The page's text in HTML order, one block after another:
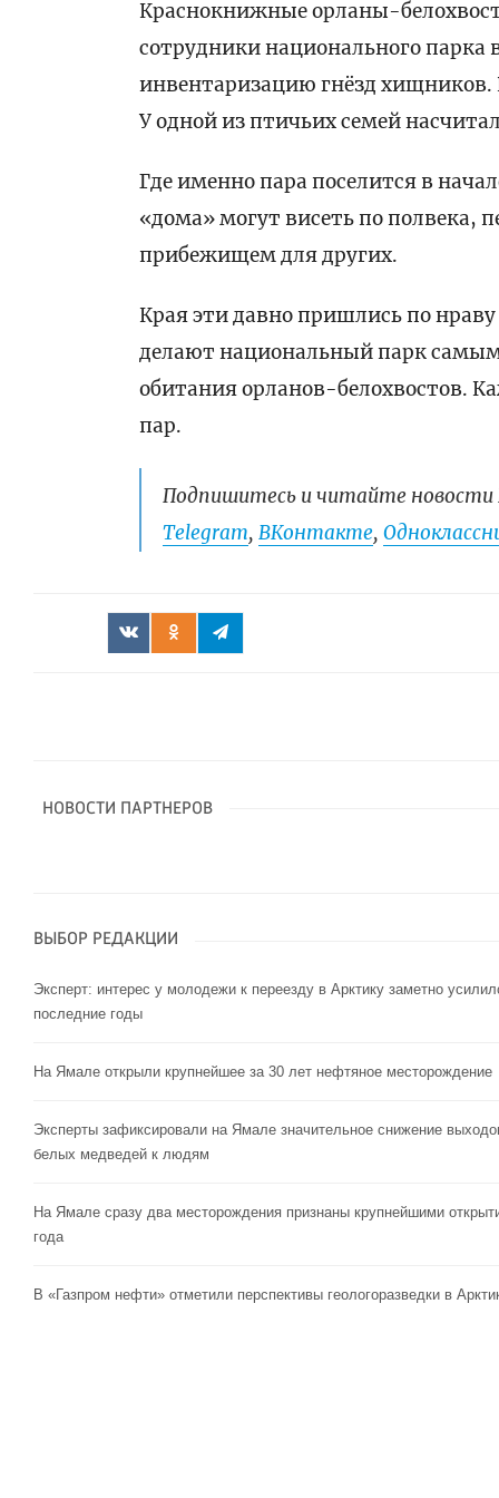
Краснокнижные орланы-
сотрудники национального
инвентаризацию гнёзд хищников.
У одной из птичьих семей
Где именно пара поселится в
«дома» могут висеть по полвека,
прибежищем для других.
Края эти давно пришлись по
делают национальный парк
обитания орланов-белохвостов.
пар.
Подпишитесь и читайте
Telegram,ВКонтакте,
НОВОСТИ ПАРТНЕРОВ
ВЫБОР РЕДАКЦИИ
Эксперт: интерес у молодежи к переезду в Арктику заметно
последние годы
На Ямале открыли крупнейшее за 30 лет нефтяное месторождение
Эксперты зафиксировали на Ямале значительное снижение
белых медведей к людям
На Ямале сразу два месторождения признаны крупнейшими
года
В «Газпром нефти» отметили перспективы геологоразведки в